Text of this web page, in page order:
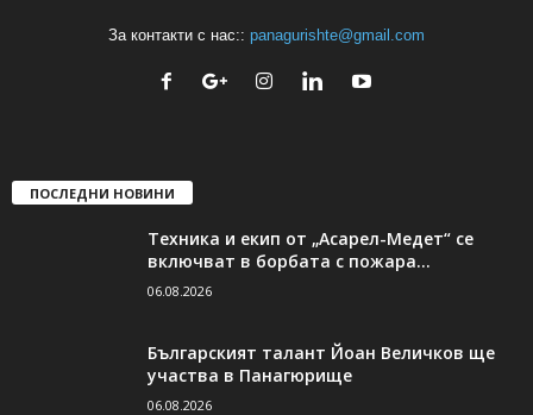
За контакти с нас:: panagurishte@gmail.com
ПОСЛЕДНИ НОВИНИ
Техника и екип от „Асарел-Медет“ се
включват в борбата с пожара...
06.08.2026
Българският талант Йоан Величков ще
участва в Панагюрище
06.08.2026